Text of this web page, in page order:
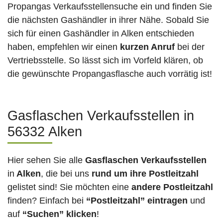
Propangas Verkaufsstellensuche ein und finden Sie
die nächsten Gashändler in ihrer Nähe. Sobald Sie
sich für einen Gashändler in Alken entschieden
haben, empfehlen wir einen kurzen Anruf bei der
Vertriebsstelle. So lässt sich im Vorfeld klären, ob
die gewünschte Propangasflasche auch vorrätig ist!
Gasflaschen Verkaufsstellen in
56332 Alken
Hier sehen Sie alle Gasflaschen Verkaufsstellen
in Alken, die bei uns rund um ihre Postleitzahl
gelistet sind! Sie möchten eine andere Postleitzahl
finden? Einfach bei “Postleitzahl” eintragen und
auf “Suchen” klicken!